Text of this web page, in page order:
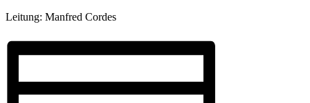
Leitung: Manfred Cordes